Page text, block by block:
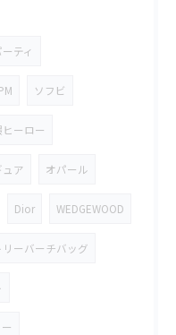
ティ
ソフビ
ーロー
ア オパール
Dior WEDGEWOOD
リーバーチバッグ